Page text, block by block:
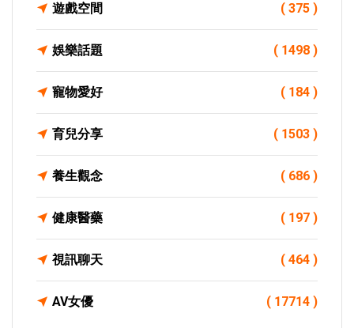
遊戲空間 ( 375 )
娛樂話題 ( 1498 )
寵物愛好 ( 184 )
育兒分享 ( 1503 )
養生觀念 ( 686 )
健康醫藥 ( 197 )
視訊聊天 ( 464 )
AV女優 ( 17714 )